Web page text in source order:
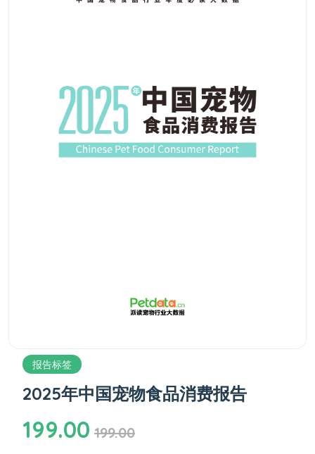
报告标签
2025年中国宠物食品消费报告
199.00 199.00